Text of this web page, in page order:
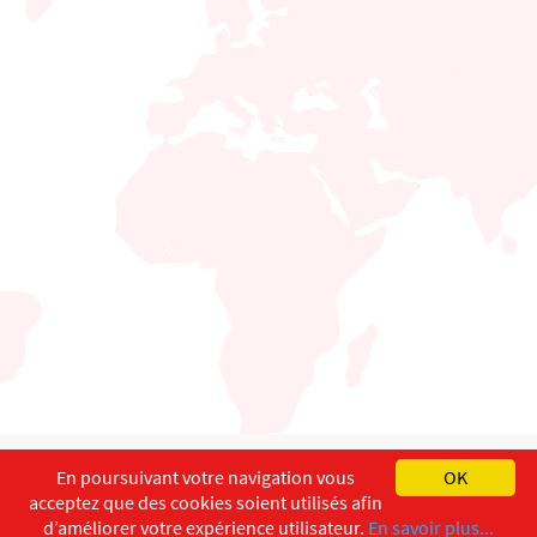
English Français
Copyright ©ISEC-AdW Aspects légaux
OK
En poursuivant votre navigation vous
acceptez que des cookies soient utilisés afin
d’améliorer votre expérience utilisateur. En savoir plus...